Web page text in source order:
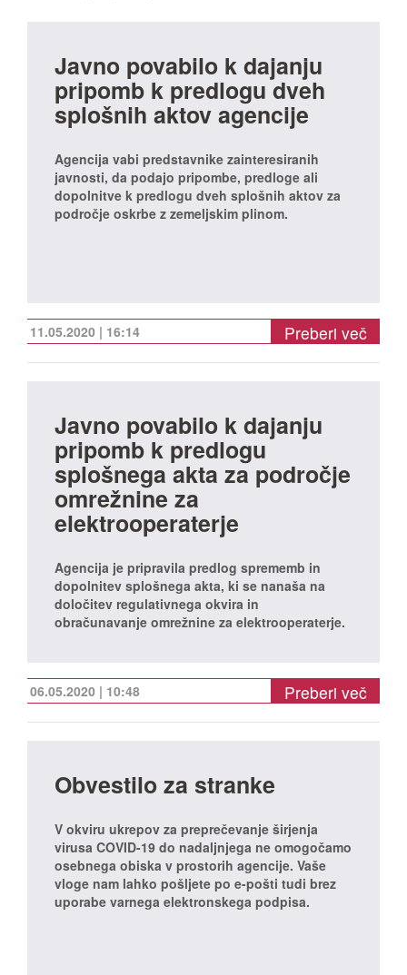
Javno povabilo k dajanju
pripomb k predlogu dveh
splošnih aktov agencije
Agencija vabi predstavnike zainteresiranih
javnosti, da podajo pripombe, predloge ali
dopolnitve k predlogu dveh splošnih aktov za
področje oskrbe z zemeljskim plinom.
11.05.2020 | 16:14 Preberi več
Javno povabilo k dajanju
pripomb k predlogu
splošnega akta za področje
omrežnine za
elektrooperaterje
Agencija je pripravila predlog sprememb in
dopolnitev splošnega akta, ki se nanaša na
določitev regulativnega okvira in
obračunavanje omrežnine za elektrooperaterje.
06.05.2020 | 10:48 Preberi več
Obvestilo za stranke
V okviru ukrepov za preprečevanje širjenja
virusa COVID-19 do nadaljnjega ne omogočamo
osebnega obiska v prostorih agencije. Vaše
vloge nam lahko pošljete po e-pošti tudi brez
uporabe varnega elektronskega podpisa.